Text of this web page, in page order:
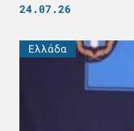
24.07.26
Ελλάδα